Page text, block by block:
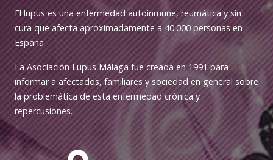
El lupus es una enfermedad autoinmune, reumática y sin
cura que afecta aproximadamente a 40.000 personas en
España
La Asociación Lupus Málaga fue creada en 1991 para
informar a afectados, familiares y sociedad en general sobre
la problemática de esta enfermedad crónica y
repercusiones.